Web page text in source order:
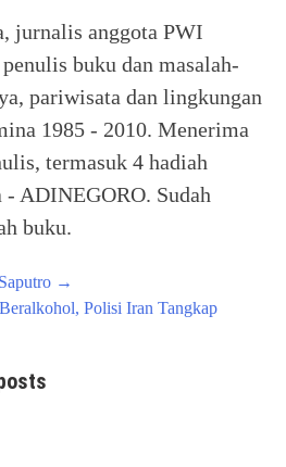
jurnalis anggota PWI
buku dan masalah-
pariwisata dan lingkungan
1985 - 2010. Menerima
termasuk 4 hadiah
ADINEGORO. Sudah
buku.
→
Polisi Iran Tangkap